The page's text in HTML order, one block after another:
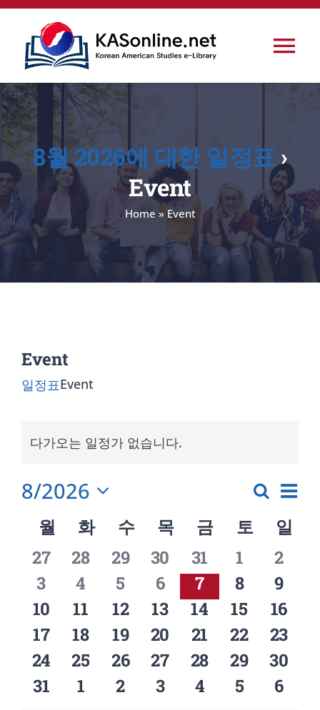
콘
로
건
너
뛰
기
Home
Korea
Korean Studies
Korean American Studies
8월 2026에 대한 일정표›
Event
Home »Event
Event
일정표Event
정
공
지
다가오는 일정가 없습니다.
일
정
기
하
기
이
벤
트
월
8/2026
날
짜
를
선
택
합
니
다.
일
정
표
의
달
력
월
월
요
일
화
화
요
일
수
수
요
일
목
목
요
일
금
금
요
일
토
토
요
일
일
일
요
일
0
일
정
27
0
일
정
28
0
일
정
29
0
일
정
30
0
일
정
31
0
일
정
1
0
일
정
2
0
일
정
3
0
일
정
4
0
일
정
5
0
일
정
6
0
일
정
7
0
일
정
8
0
일
정
9
0
일
정
10
0
일
정
11
0
일
정
12
0
일
정
13
0
일
정
14
0
일
정
15
0
일
정
16
0
일
정
17
0
일
정
18
0
일
정
19
0
일
정
20
0
일
정
21
0
일
정
22
0
일
정
23
0
일
정
24
0
일
정
25
0
일
정
26
0
일
정
27
0
일
정
28
0
일
정
29
0
일
정
30
0
31
0
1
0
2
0
3
0
4
0
5
0
6